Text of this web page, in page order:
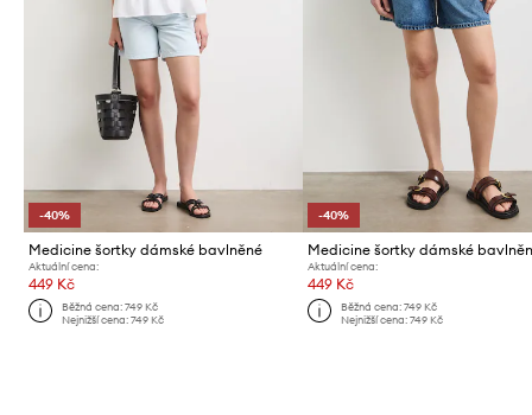
-40%
Medicine šortky dámské bavlněné
Aktuální cena:
449 Kč
Běžná cena:749 Kč
Nejnižší cena:749 Kč
-40%
Medicine šortky dámské
Aktuální cena:
449 Kč
Běžná cena: 749 Kč
Nejnižší cena: 749 Kč